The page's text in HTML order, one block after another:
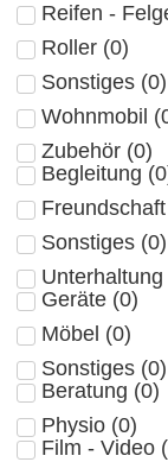
Reifen -
Roller (0)
Sonstiges (0)
Wohnmobil (
Zubehör (0)
Begleitung (0
Freundschaft
Sonstiges (0)
Unterhaltung
Geräte (0)
Möbel (0)
Sonstiges (0)
Beratung (0)
Physio (0)
Film - Video (